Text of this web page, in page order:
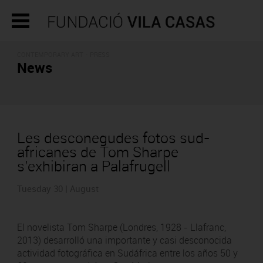
News
Les desconegudes fotos sud-
africanes de Tom Sharpe
s’exhibiran a Palafrugell
El novelista Tom Sharpe (Londres, 1928 - Llafranc,
2013) desarrolló una importante y casi desconocida
actividad fotográfica en Sudáfrica entre los años 50 y